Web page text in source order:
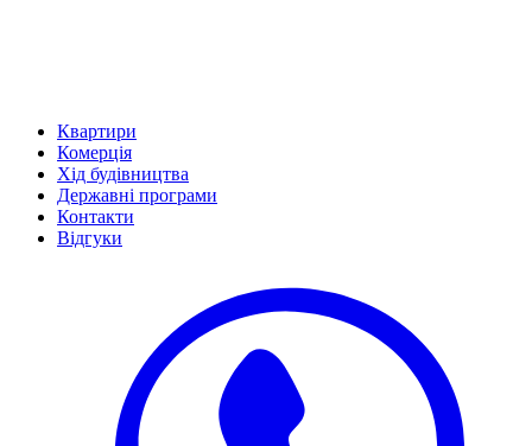
Квартири
Комерція
Хід будівництва
Державні програми
Контакти
Відгуки